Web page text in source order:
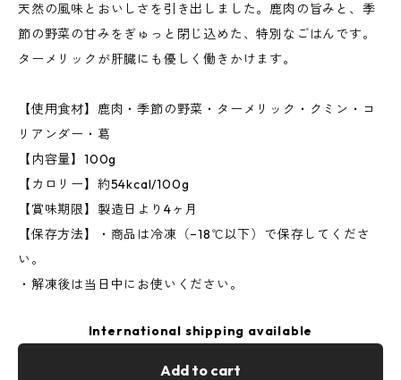
天然の風味とおいしさを引き出しました。鹿肉の旨みと、季
節の野菜の甘みをぎゅっと閉じ込めた、特別なごはんです。
ターメリックが肝臓にも優しく働きかけます。
【使用食材】鹿肉・季節の野菜・ターメリック・クミン・コ
リアンダー・葛
【内容量】100g
【カロリー】約54kcal/100g
【賞味期限】製造日より4ヶ月
【保存方法】・商品は冷凍（−18℃以下）で保存してくださ
い。
・解凍後は当日中にお使いください。
International shipping available
Add to cart